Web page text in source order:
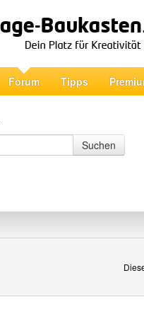
Forum Tipps
Suchen